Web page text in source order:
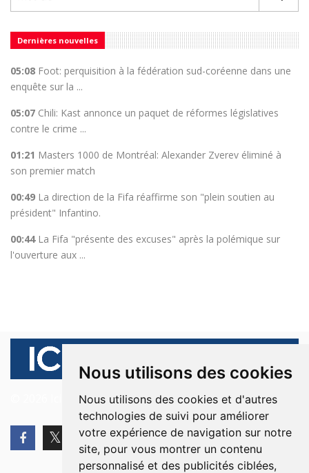
Nous utilisons des cookies
Nous utilisons des cookies et d'autres
technologies de suivi pour améliorer
votre expérience de navigation sur notre
site, pour vous montrer un contenu
personnalisé et des publicités ciblées,
Dernières nouvelles
05:08 Foot: perquisition à la fédération sud-coréenne dans une
enquête sur la ...
05:07 Chili: Kast annonce un paquet de réformes législatives
contre le crime ...
01:21 Masters 1000 de Montréal: Alexander Zverev éliminé à
son premier match
00:49 La direction de la Fifa réaffirme son "plein soutien au
président" Infantino.
00:44 La Fifa "présente des excuses" après la polémique sur
l'ouverture aux ...
© 2026 Ici Beyrouth. Tous les droits sont réservés.